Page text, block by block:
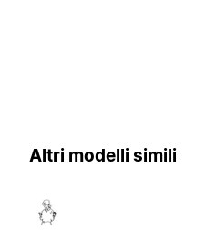
Altri modelli simili